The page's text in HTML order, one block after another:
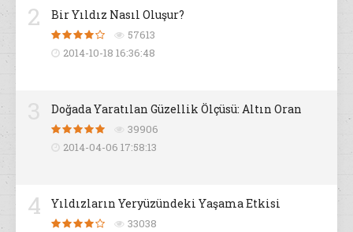
2 Bir Yıldız Nasıl Oluşur?
57613
2014-10-18 16:36:48
Doğada Yaratılan Güzellik Ölçüsü: Altın Oran
39906
2014-04-06 17:58:13
4 Yıldızların Yeryüzündeki Yaşama Etkisi
33038